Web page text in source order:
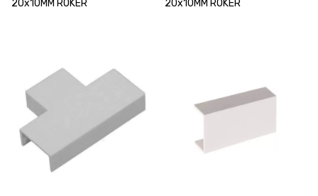
20x10MM ROKER 20x10MM ROKER